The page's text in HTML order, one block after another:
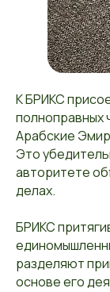
К БРИКС
полноправных
Арабские
Это
авторитете
делах.
БРИКС
разделяют
основе его